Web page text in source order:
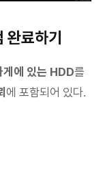
완료하기
게에 있는 HDD를
에 포함되어 있다.